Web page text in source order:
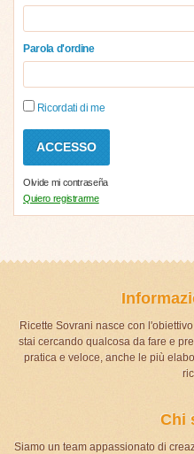
Parola d'ordine
Ricordati di me
Olvide mi contraseña
Quiero registrarme
Ricette Sovrani nasce con
stai cercando qualcosa da fare e
pratica e veloce, anche le più
Chi
Siamo un team appassionato di